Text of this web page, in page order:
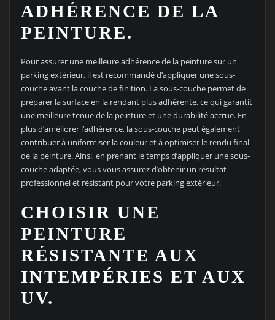
ADHÉRENCE DE LA
PEINTURE.
Pour assurer une meilleure adhérence de la peinture sur un
parking extérieur, il est recommandé d’appliquer une sous-
couche avant la couche de finition. La sous-couche permet de
préparer la surface en la rendant plus adhérente, ce qui garantit
une meilleure tenue de la peinture et une durabilité accrue. En
plus d’améliorer l’adhérence, la sous-couche peut également
contribuer à uniformiser la couleur et à optimiser le rendu final
de la peinture. Ainsi, en prenant le temps d’appliquer une sous-
couche adaptée, vous vous assurez d’obtenir un résultat
professionnel et résistant pour votre parking extérieur.
CHOISIR UNE
PEINTURE
RÉSISTANTE AUX
INTEMPÉRIES ET AUX
UV.